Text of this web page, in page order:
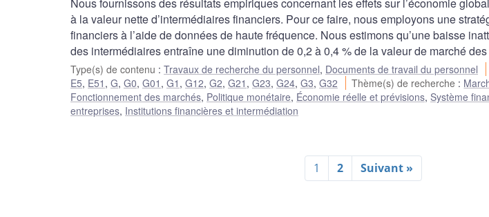
Nous fournissons des résultats empiriques concernant les effets sur l’économie
à la valeur nette d’intermédiaires financiers. Pour ce faire, nous employons une
financiers à l’aide de données de haute fréquence. Nous estimons qu’une baisse
des intermédiaires entraîne une diminution de 0,2 à 0,4 % de la valeur de marché
Type(s) de contenu : Travaux de recherche du personnel, Documents de travail du personnel
E5, E51 , G, G0, G01 , G1 , G12, G2, G21 , G23, G24, G3, G32 Thème(s) de recherche :
Fonctionnement des marchés, Politique monétaire, Économie réelle et prévisions, Système
entreprises, Institutions financières et intermédiation
1 2 Suivant »